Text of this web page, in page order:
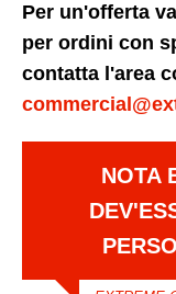
Per un'offerta
per ordini con
contatta l'area
NOTA